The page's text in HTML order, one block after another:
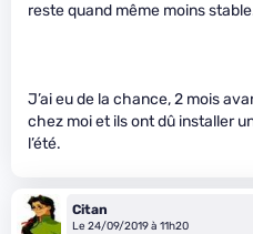
reste quand même moins
J’ai eu de la chance, 2 mois
chez moi et ils ont dû installer
l’été.
Citan
Le 24/09/2019 à 11h20